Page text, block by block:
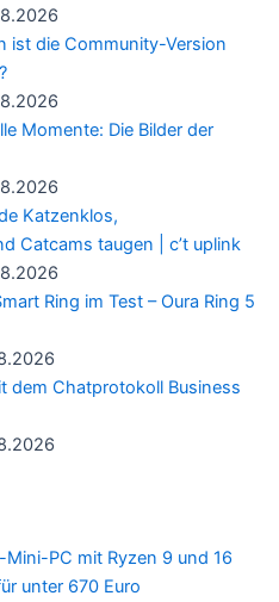
ist die Community-Version
Momente: Die Bilder der
Katzenklos,
Catcams taugen | c’t uplink
Ring im Test – Oura Ring 5
dem Chatprotokoll Business
PC mit Ryzen 9 und 16
unter 670 Euro